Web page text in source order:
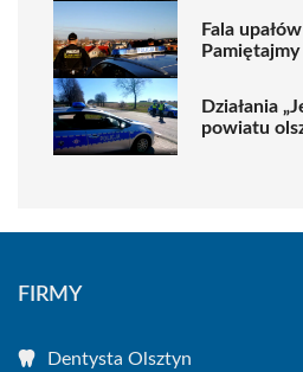
Fala
Działania
powiatu
FIRMY
Dentysta Olsztyn